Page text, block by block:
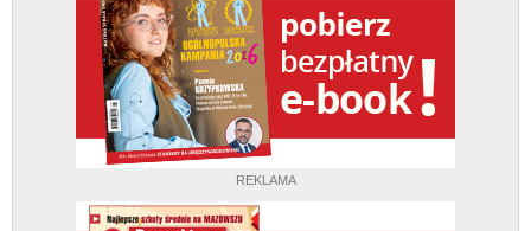
REKLAMA